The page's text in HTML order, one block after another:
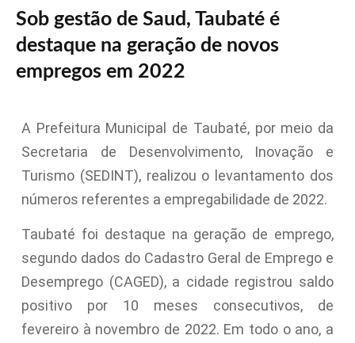
Sob gestão de Saud, Taubaté é
destaque na geração de novos
empregos em 2022
A Prefeitura Municipal de Taubaté, por meio da
Secretaria de Desenvolvimento, Inovação e
Turismo (SEDINT), realizou o levantamento dos
números referentes a empregabilidade de 2022.
Taubaté foi destaque na geração de emprego,
segundo dados do Cadastro Geral de Emprego e
Desemprego (CAGED), a cidade registrou saldo
positivo por 10 meses consecutivos, de
fevereiro à novembro de 2022. Em todo o ano, a